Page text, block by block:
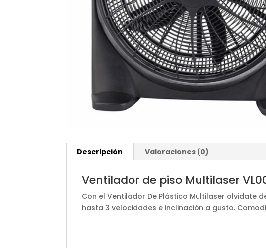
Descripción Valoraciones (0)
Ventilador de piso Multilaser
Con el Ventilador De Plástico Multilaser olvidate
hasta 3 velocidades e inclinación a gusto.